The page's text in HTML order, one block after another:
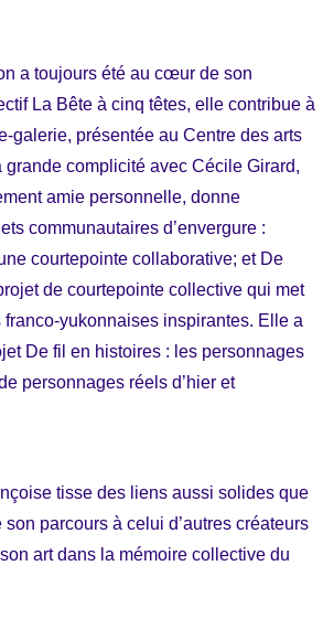
a toujours été au cœur de son
La Bête à cinq têtes, elle contribue à
galerie, présentée au Centre des arts
grande complicité avec Cécile Girard,
amie personnelle, donne
communautaires d’envergure :
courtepointe collaborative; et De
de courtepointe collective qui met
yukonnaises inspirantes. Elle a
De fil en histoires : les personnages
personnages réels d’hier et
tisse des liens aussi solides que
parcours à celui d’autres créateurs
art dans la mémoire collective du